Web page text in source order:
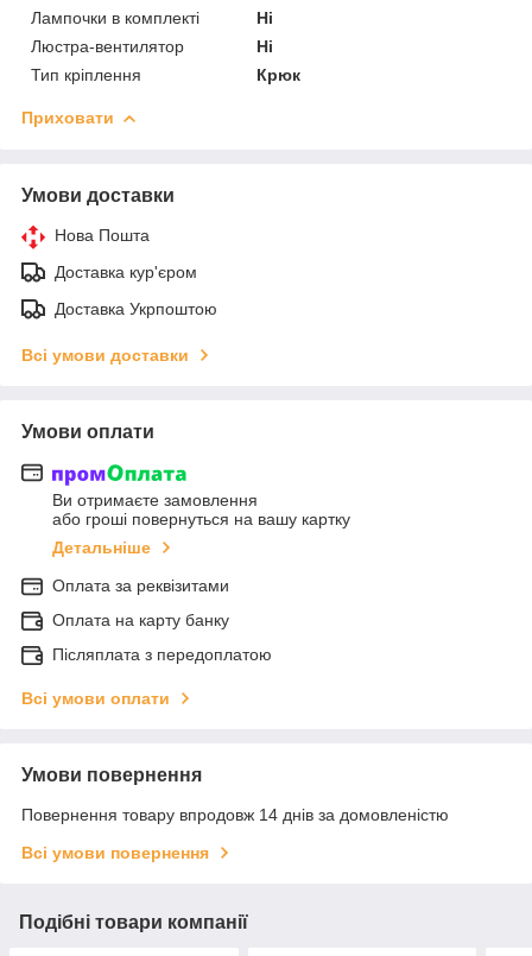
Лампочки в комплекті
Ні
Люстра-вентилятор
Ні
Тип кріплення
Крюк
Приховати
Умови доставки
Нова Пошта
Доставка кур'єром
Доставка Укрпоштою
Всі умови доставки
Умови оплати
Ви отримаєте замовлення
або гроші повернуться на вашу картку
Детальніше
Оплата за реквізитами
Оплата на карту банку
Післяплата з передоплатою
Всі умови оплати
Умови повернення
Повернення товару впродовж 14 днів за домовленістю
Всі умови повернення
Подібні товари компанії